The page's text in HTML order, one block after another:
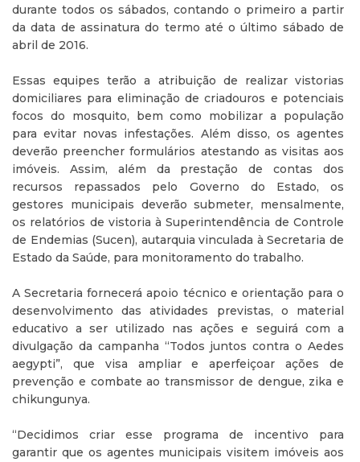
durante todos os sábados, contando o primeiro a partir
da data de assinatura do termo até o último sábado de
abril de 2016.
Essas equipes terão a atribuição de realizar vistorias
domiciliares para eliminação de criadouros e potenciais
focos do mosquito, bem como mobilizar a população
para evitar novas infestações. Além disso, os agentes
deverão preencher formulários atestando as visitas aos
imóveis. Assim, além da prestação de contas dos
recursos repassados pelo Governo do Estado, os
gestores municipais deverão submeter, mensalmente,
os relatórios de vistoria à Superintendência de Controle
de Endemias (Sucen), autarquia vinculada à Secretaria de
Estado da Saúde, para monitoramento do trabalho.
A Secretaria fornecerá apoio técnico e orientação para o
desenvolvimento das atividades previstas, o material
educativo a ser utilizado nas ações e seguirá com a
divulgação da campanha “Todos juntos contra o Aedes
aegypti”, que visa ampliar e aperfeiçoar ações de
prevenção e combate ao transmissor de dengue, zika e
chikungunya.
“Decidimos criar esse programa de incentivo para
garantir que os agentes municipais visitem imóveis aos